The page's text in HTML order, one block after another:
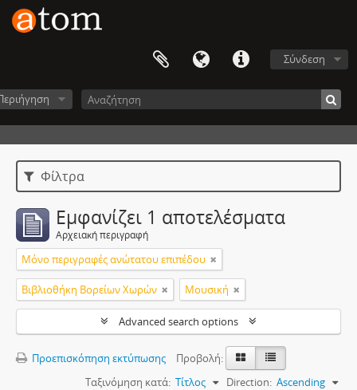
Σύνδεση
Φίλτρα
Εμφανίζει 1 αποτελέσματα
Αρχειακή περιγραφή
Μόνο περιγραφές ανώτατου επιπέδου
Βιβλιοθήκη Βορείων Χωρών Μουσική
Advanced search options
Προεπισκόπηση εκτύπωσης
Προβολή:
Ταξινόμηση κατά: Τίτλος Direction: Ascending